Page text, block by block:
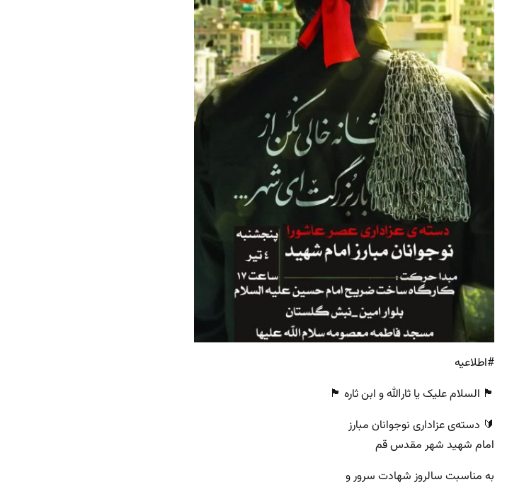
#اطلاعیه
🏴 السلام علیک یا ثارالله و ابن ثاره 🏴
🔰 دسته‌ی عزاداری نوجوانان مبارز
امام شهید شهر مقدس قم
به مناسبت سالروز شهادت سرور و